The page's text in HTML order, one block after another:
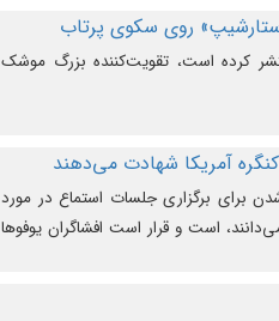
روی سکوی پرتاب
کرده است، تقویت‌کننده بزرگ موشک
آمریکا شهادت می‌دهند
برای برگزاری جلسات استماع در مورد
است و قرار است افشاگران یوفوها